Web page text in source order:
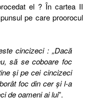
el ? În cartea II
pe care proorocul
cincizeci : „Dacă
să se coboare foc
şi pe cei cincizeci
foc din cer şi l-a
de oameni ai lui”.